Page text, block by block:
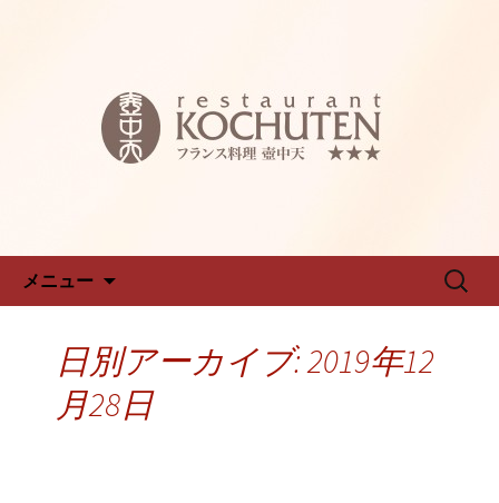
理 壺中天～こちゅうてん～」
のブログ
メニュー
検
日別アーカイブ: 2019年12
月28日